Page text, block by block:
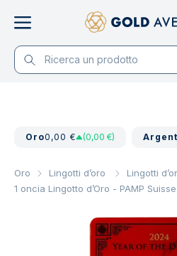
Oro0,00 € (0,00 €)
Oro Lingotti d’oro
Lingotti
1 oncia Lingotto d’Oro - PAMP